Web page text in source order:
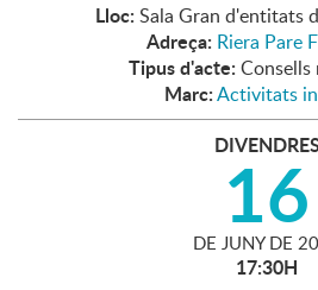
Lloc: Sala Gran d'entitats
Adreça: Riera Pare
Tipus d'acte: Consells
Marc:Activitats
16
DE JUNY DE
17:30H